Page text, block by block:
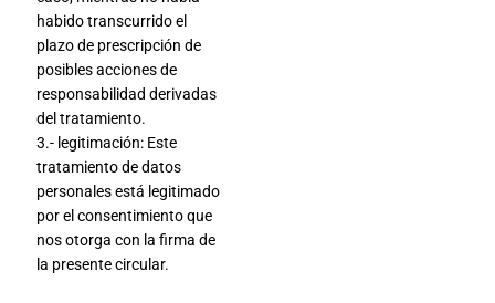
habido transcurrido el
plazo de prescripción de
posibles acciones de
responsabilidad derivadas
del tratamiento.
3.- legitimación: Este
tratamiento de datos
personales está legitimado
por el consentimiento que
nos otorga con la firma de
la presente circular.